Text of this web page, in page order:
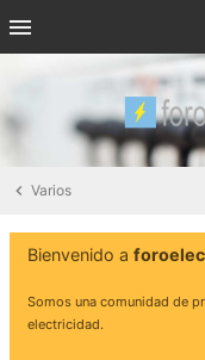
Varios
Bienvenido a
Somos una comunidad de
electricidad.